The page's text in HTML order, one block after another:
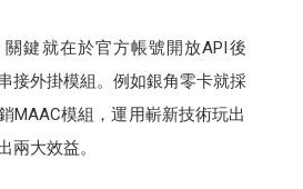
鍵就在於官方帳號開放API後
接外掛模組。例如銀角零卡就採
MAAC模組，運用嶄新技術玩出
兩大效益。